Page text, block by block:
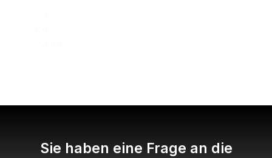
Sie haben eine Frage an die